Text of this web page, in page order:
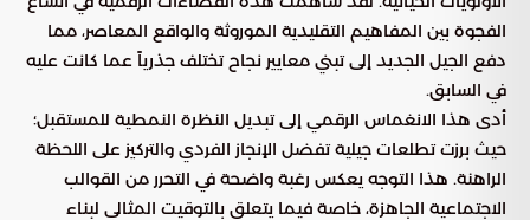
الفجوة بين المفاهيم التقليدية الموروثة والواقع المعاصر، مما
دفع الجيل الجديد إلى تبني معايير نجاح تختلف جذرياً عما كانت عليه
في السابق.
أدى هذا الانغماس الرقمي إلى تبديل النظرة النمطية للمستقبل؛
حيث برزت تطلعات جيلية تفضل الإنجاز الفردي والتركيز على اللحظة
الراهنة. هذا التوجه يعكس رغبة واضحة في التحرر من القوالب
الاجتماعية الجاهزة، خاصة فيما يتعلق بالتوقيت المثالي لبناء